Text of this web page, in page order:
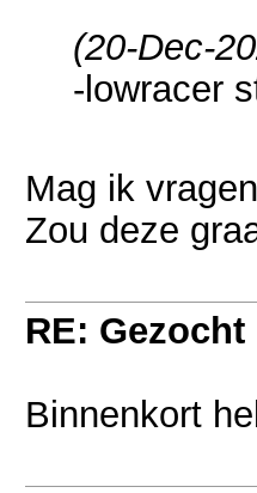
(20-Dec-
-lowracer
Mag ik
Zou deze
RE:
Binnenkort